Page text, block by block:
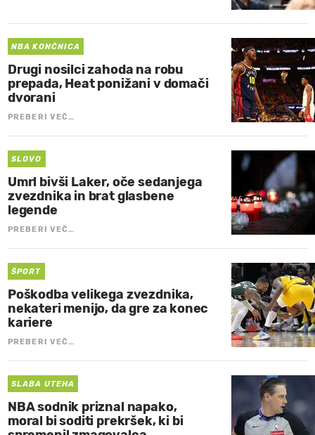
NBA KONČNICA
Drugi nosilci zahoda na robu
prepada, Heat ponižani v domači
dvorani
PREBERI VEČ…
SLOVO
Umrl bivši Laker, oče sedanjega
zvezdnika in brat glasbene
legende
PREBERI VEČ…
ŠPORT
Poškodba velikega zvezdnika,
nekateri menijo, da gre za konec
kariere
PREBERI VEČ…
SLABA UTEHA
NBA sodnik priznal napako,
moral bi soditi prekršek, ki bi